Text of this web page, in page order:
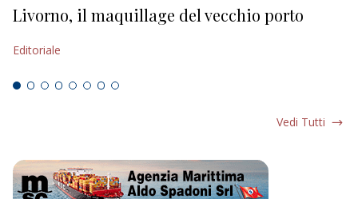
Livorno, il maquillage del vecchio porto
Editoriale
Vedi Tutti